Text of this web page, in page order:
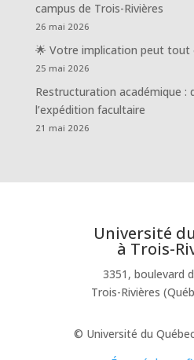
campus de Trois-Rivières
26 mai 2026
🌟 Votre implication peut tout
25 mai 2026
Restructuration académique :
l’expédition facultaire
21 mai 2026
Université
à Trois-
3351, boulevard
Trois-Rivières
© Université du